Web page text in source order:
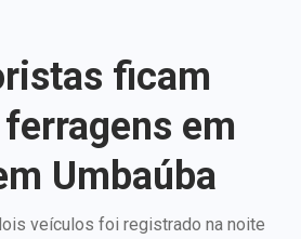
ficam
em
Umbaúba
veículos foi registrado na noite